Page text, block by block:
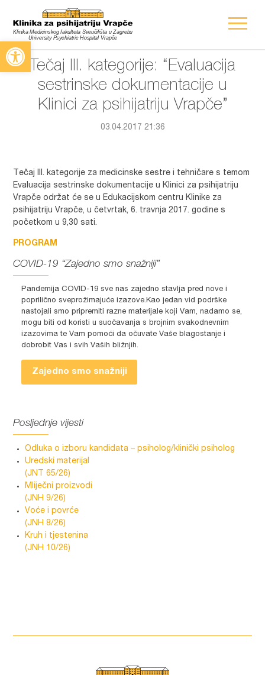
Open toolbar
Tečaj III. kategorije: “Evaluacija
sestrinske dokumentacije u
Klinici za psihijatriju Vrapče”
03.04.2017 21:36
Tečaj III. kategorije za medicinske sestre i tehničare s temom
Evaluacija sestrinske dokumentacije u Klinici za psihijatriju
Vrapče održat će se u Edukacijskom centru Klinike za
psihijatriju Vrapče, u četvrtak, 6. travnja 2017. godine s
početkom u 9,30 sati.
PROGRAM
COVID-19 “Zajedno smo snažniji”
Pandemija COVID-19 sve nas zajedno stavlja pred nove i
poprilično sveprožimajuće izazove.Kao jedan vid podrške
nastojali smo pripremiti razne materijale koji Vam, nadamo se,
mogu biti od koristi u suočavanja s brojnim svakodnevnim
izazovima te Vam pomoći da očuvate Vaše blagostanje i
dobrobit Vas i svih Vaših bližnjih.
Zajedno smo snažniji
Posljednje vijesti
Odluka o izboru kandidata – psiholog/klinički psiholog
Uredski materijal
(JNT 65/26)
Mliječni proizvodi
(JNH 9/26)
Voće i povrće
(JNH 8/26)
Kruh i tjestenina
(JNH 10/26)